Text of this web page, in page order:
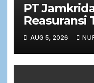
PT
Reasuransi
Perjanjian
Obligatory
AUG 5, 2026